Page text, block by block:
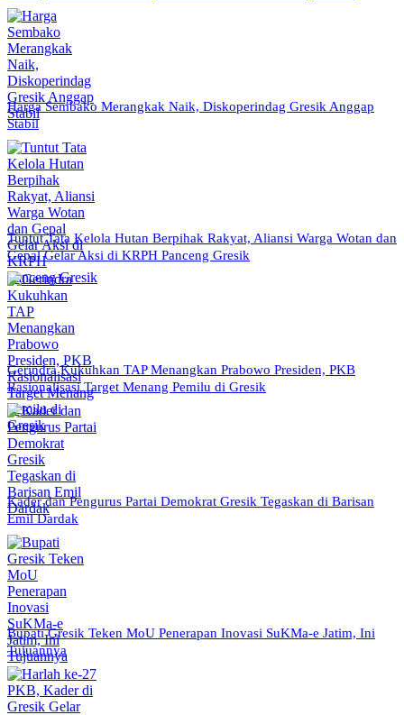
Harga Sembako Merangkak Naik, Diskoperindag Gresik Anggap
Stabil
Tuntut Tata Kelola Hutan Berpihak Rakyat, Aliansi Warga Wotan dan
Gepal Gelar Aksi di KRPH Panceng Gresik
Gerindra Kukuhkan TAP Menangkan Prabowo Presiden, PKB
Rasionalisasi Target Menang Pemilu di Gresik
Kader dan Pengurus Partai Demokrat Gresik Tegaskan di Barisan
Emil Dardak
Bupati Gresik Teken MoU Penerapan Inovasi SuKMa-e Jatim, Ini
Tujuannya